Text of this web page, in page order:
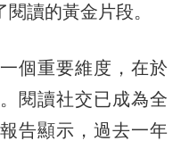
讀的黃金片段。
重要維度，在於
閱讀社交已成為全
告顯示，過去一年